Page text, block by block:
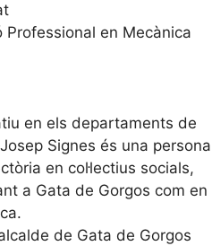
Professional en Mecànica
en els departaments de
Signes és una persona
en col·lectius socials,
a Gata de Gorgos com en
de Gata de Gorgos